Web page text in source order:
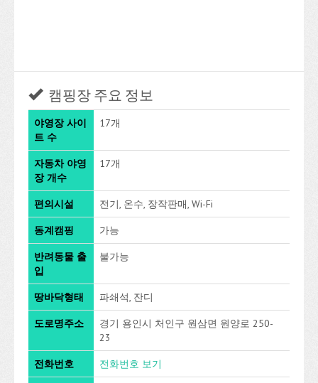
캠핑장 주요 정보
야영장 사이
트 수
17개
자동차 야영
장 개수
17개
편의시설 전기, 온수, 장작판매, Wi-Fi
동계캠핑 가능
반려동물 출
입
불가능
땅바닥형태 파쇄석, 잔디
도로명주소
경기 용인시 처인구 원삼면 원양로 250-
23
전화번호 전화번호 보기